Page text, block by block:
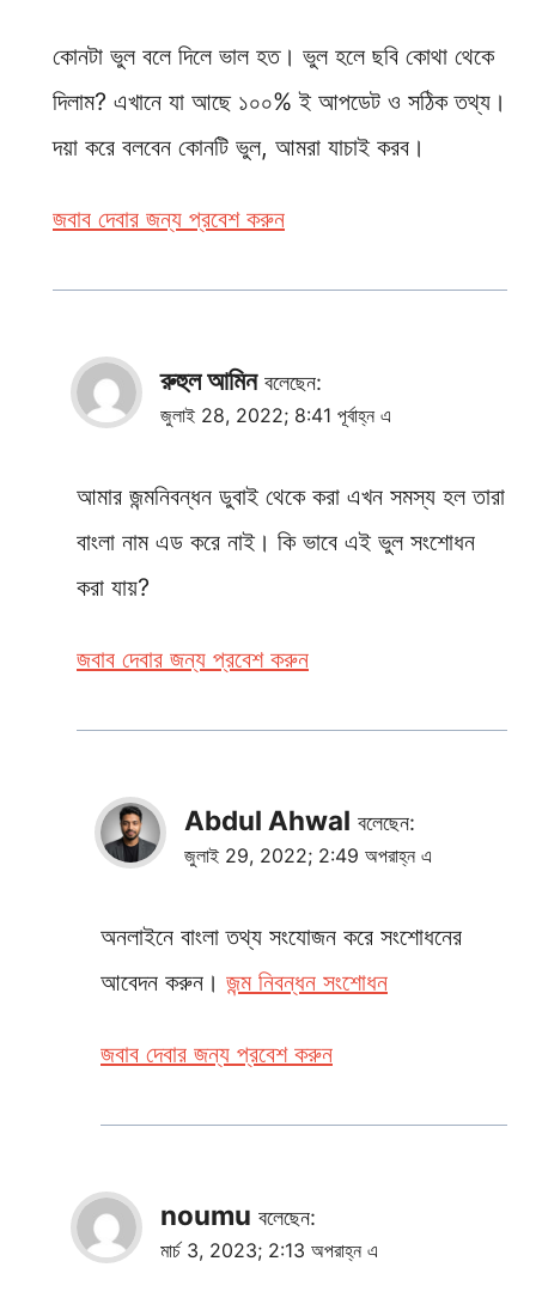
কোনটা ভুল বলে দিলে ভাল হত। ভুল হলে ছবি কোথা থেকে
দিলাম? এখানে যা আছে ১০০% ই আপডেট ও সঠিক তথ্য।
দয়া করে বলবেন কোনটি ভুল, আমরা যাচাই করব।
জবাব দেবার জন্য প্রবেশ করুন
রুহুল আমিন বলেছেন:
জুলাই 28, 2022; 8:41 পূর্বাহ্ন এ
আমার জন্মনিবন্ধন ডুবাই থেকে করা এখন সমস্য হল তারা
বাংলা নাম এড করে নাই। কি ভাবে এই ভুল সংশোধন
করা যায়?
জবাব দেবার জন্য প্রবেশ করুন
Abdul Ahwal বলেছেন:
জুলাই 29, 2022; 2:49 অপরাহ্ন এ
অনলাইনে বাংলা তথ্য সংযোজন করে সংশোধনের
আবেদন করুন। জন্ম নিবন্ধন সংশোধন
জবাব দেবার জন্য প্রবেশ করুন
noumu বলেছেন:
মার্চ 3, 2023; 2:13 অপরাহ্ন এ